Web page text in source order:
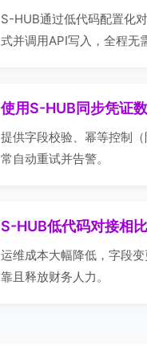
S-HUB通过低代码配置化
式并调用API写入，全程无
使用S-HUB同步凭证
提供字段校验、幂等控制
常自动重试并告警。
S-HUB低代码对接相
运维成本大幅降低，字段
靠且释放财务人力。